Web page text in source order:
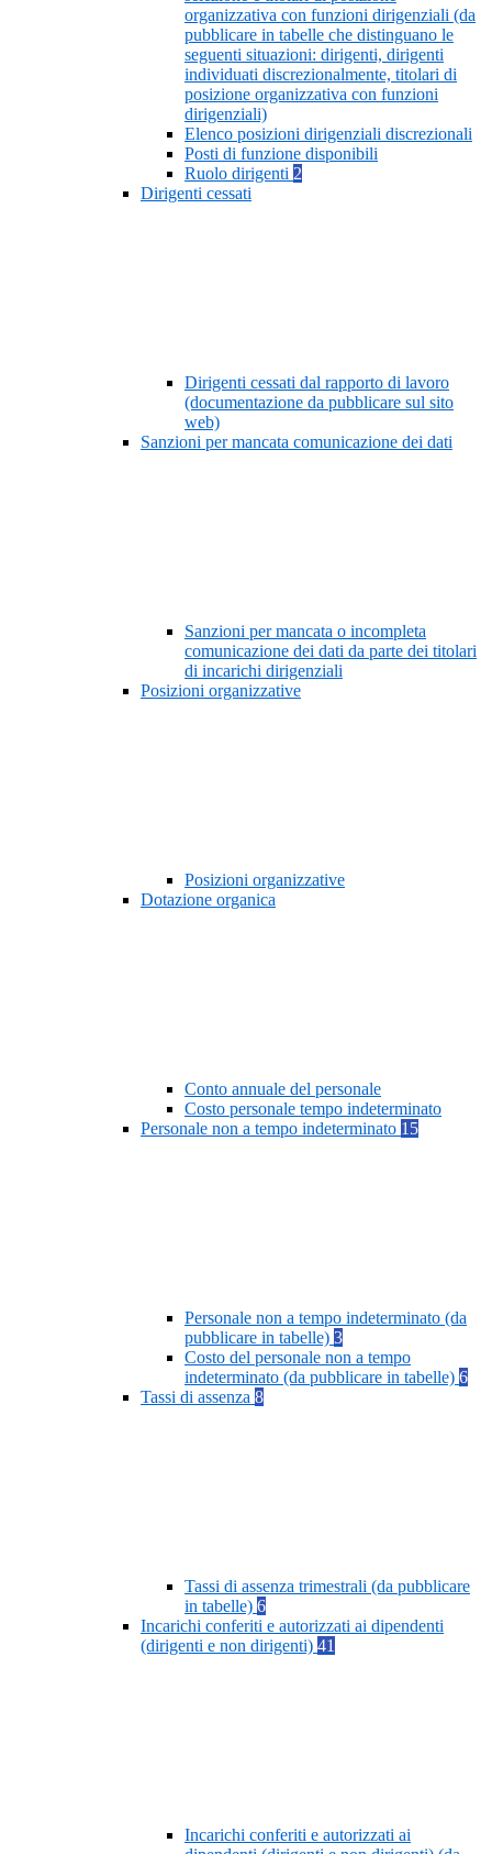
organizzativa con funzioni dirigenziali (da
pubblicare in tabelle che distinguano le
seguenti situazioni: dirigenti, dirigenti
individuati discrezionalmente, titolari di
posizione organizzativa con funzioni
dirigenziali)
Elenco posizioni dirigenziali discrezionali
Posti di funzione disponibili
Ruolo dirigenti 2
Dirigenti cessati
Dirigenti cessati dal rapporto di lavoro
(documentazione da pubblicare sul sito
web)
Sanzioni per mancata comunicazione dei dati
Sanzioni per mancata o incompleta
comunicazione dei dati da parte dei titolari
di incarichi dirigenziali
Posizioni organizzative
Posizioni organizzative
Dotazione organica
Conto annuale del personale
Costo personale tempo indeterminato
Personale non a tempo indeterminato 15
Personale non a tempo indeterminato (da
pubblicare in tabelle) 3
Costo del personale non a tempo
indeterminato (da pubblicare in tabelle) 6
Tassi di assenza 8
Tassi di assenza trimestrali (da pubblicare
in tabelle) 6
Incarichi conferiti e autorizzati ai dipendenti
(dirigenti e non dirigenti) 41
Incarichi conferiti e autorizzati ai